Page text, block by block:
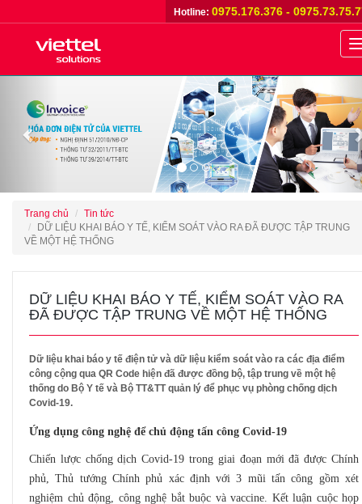
Hotline: 0975.176.376 -
Trang chủ
Tin tức
DỮ LIỆU KHAI BÁO Y TẾ, KIỂM SOÁT VÀO RA ĐÃ ĐƯỢC TẬP TRUNG
VỀ MỘT HỆ THỐNG
DỮ LIỆU KHAI BÁO Y TẾ, KIỂM SOÁT VÀO RA
ĐÃ ĐƯỢC TẬP TRUNG VỀ MỘT HỆ THỐNG
Dữ liệu khai báo y tế điện tử và dữ liệu kiểm soát vào ra các địa điểm
công cộng qua QR Code hiện đã được đồng bộ, tập trung về một hệ
thống do Bộ Y tế và Bộ TT&TT quản lý để phục vụ phòng chống dịch
Covid-19.
Ứng dụng công nghệ để chủ động tấn công Covid-19
Chiến lược chống dịch Covid-19 trong giai đoạn mới đã được Chính
phủ, Thủ tướng Chính phủ xác định với 3 mũi tấn công gồm xét
nghiệm chủ động, công nghệ bắt buộc và vaccine. Kết luận cuộc họp